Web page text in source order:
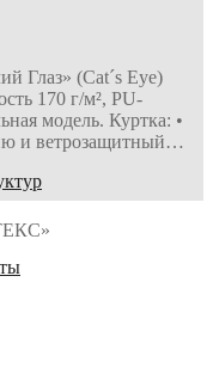
Глаз» (Cat´s Eye)
170 г/м², PU-
модель. Куртка: •
и ветрозащитный…